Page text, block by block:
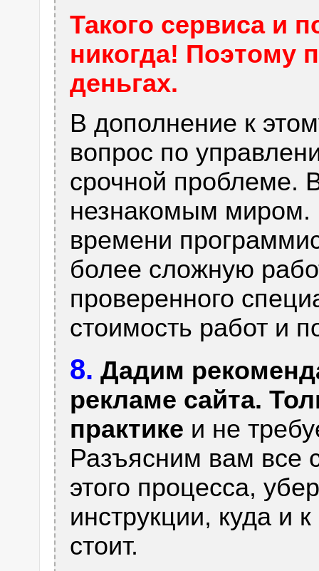
Такого сервиса и
никогда! Поэтому
деньгах.
В дополнение к
вопрос по
срочной проблеме.
незнакомым миром.
времени
более сложную
проверенного
стоимость работ и
8. Дадим
рекламе сайта.
практике и не
Разъясним вам
этого процесса,
инструкции, куда и
стоит.